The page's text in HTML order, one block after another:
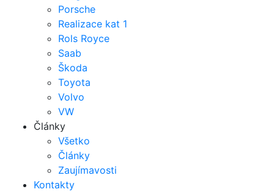
Porsche
Realizace kat 1
Rols Royce
Saab
Škoda
Toyota
Volvo
VW
Články
Všetko
Články
Zaujímavosti
Kontakty